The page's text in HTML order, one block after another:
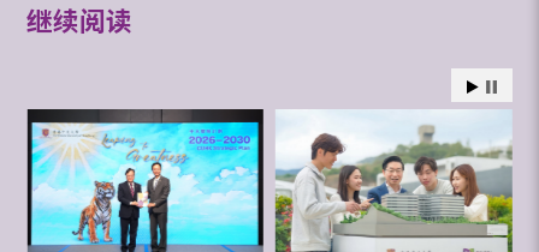
继续阅读